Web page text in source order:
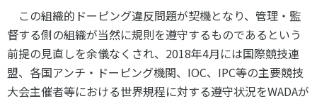
この組織的ドーピング違反問題が契機となり、管理・監
督する側の組織が当然に規則を遵守するものであるという
前提の見直しを余儀なくされ、 2018年4月には国際競技連
盟、各国アンチ・ドーピング機関、 IOC、 IPC等の主要競技
大会主催者等における世界規程に対する遵守状況をWADAが